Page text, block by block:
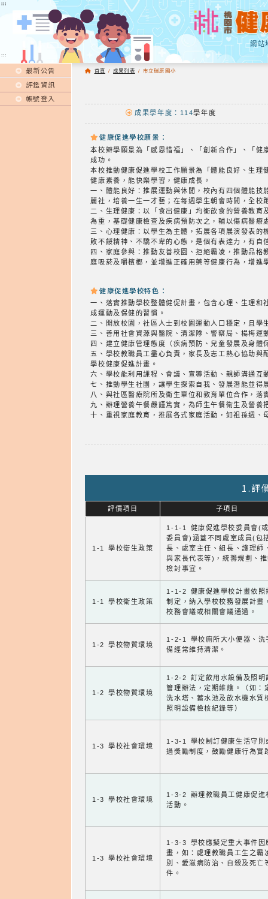
:::
網站
:::
最新公告
評鑑資訊
帳號登入
首頁 / 成果列表 / 市立瑞原國小
成果學年度：114學年度
健康促進學校願景：
本校辧學願景為「感恩惜福」、「創新合作」、「
成功。
本校推動健康促進學校工作願景為「體能良好、生
健康素養，能快樂學習，健康成長。
一、體能良好：推展運動與休閒，校內有四個體能
麗社，培養一生一才藝；在每週學生朝會時間，全
二、生理健康：以「食出健康」均衡飲食的營養教
為重，基礎健康檢查及疾病預防次之，輔以傷病醫療
三、心理健康：以學生為主體，拓展各項展演發表
敗不餒精神、不驕不卑的心態，是個有表達力，有
四、家庭參與：推動友善校園、拒絕霸凌，推動品
庭吸菸及嚼檳榔，並增進正確用藥等健康行為，增進
健康促進學校特色：
一、落實推動學校整體健促計畫，包含心理、生理
成運動及保健的習慣。
二、開放校園，社區人士到校園運動人口穩定，且
三、善用社會資源與醫院、清潔隊、警察局、楊梅
四、建立健康管理態度（疾病預防、兒童發展及身
五、學校教職員工盡心負責，家長及志工熱心協助
學校健康促進計畫。
六、學校能利用課程、會議、宣導活動、親師溝通
七、推動學生社團，讓學生探索自我、發展潛能並
八、與社區醫療院所及衛生單位和教育單位合作，
九、辦理營養午餐嚴謹篤實，為師生午餐衛生及營養
十、重視家庭教育，推展各式家庭活動，如祖孫週
1.評
評價項目 子項目
1-1 學校衛生政策
1-1-1 健康促進學校委員會(
委員會)涵蓋不同處室成員(包
長、處室主任、組長、護理師
與家長代表等)，統籌規劃、
檢討事宜。
1-1 學校衛生政策
1-1-2 健康促進學校計畫依照
制定，納入學校校務發展計畫
校務會議或相關會議通過。
1-2 學校物質環境
1-2-1 學校廁所大小便器、洗
備經常維持清潔。
1-2 學校物質環境
1-2-2 訂定飲用水設備及照明
管理辦法，定期維護。（如：
洗水塔、蓄水池及飲水機水質
照明設備檢核紀錄等）
1-3 學校社會環境
1-3-1 學校制訂健康生活守則
過獎勵制度，鼓勵健康行為實
1-3 學校社會環境
1-3-2 辦理教職員工健康促進
活動。
1-3 學校社會環境
1-3-3 學校應擬定重大事件因
畫，如：處理教職員工生之霸
別、愛滋病防治、自殺及死亡
件。
:::